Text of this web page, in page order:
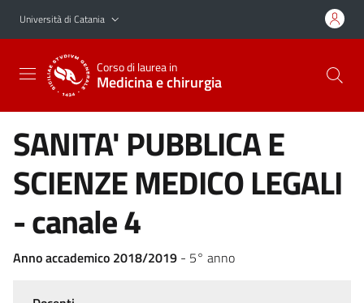
Vai al contenuto principale
Vai al menu di navigazione
Università di Catania
Corso di laurea in
Medicina e chirurgia
SANITA' PUBBLICA E
SCIENZE MEDICO LEGALI
- canale 4
Anno accademico 2018/2019 - 5° anno